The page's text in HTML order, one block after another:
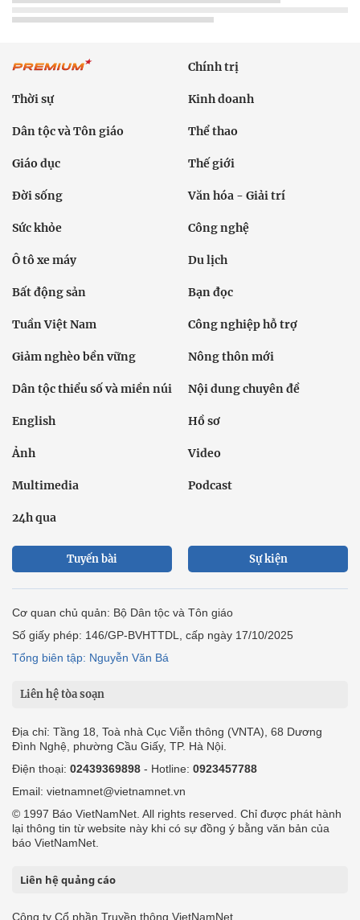
Chính trị
Thời sự Kinh doanh
Dân tộc và Tôn giáo Thể thao
Giáo dục Thế giới
Đời sống Văn hóa - Giải trí
Sức khỏe Công nghệ
Ô tô xe máy Du lịch
Bất động sản Bạn đọc
Tuần Việt Nam Công nghiệp hỗ trợ
Giảm nghèo bền vững Nông thôn mới
Dân tộc thiểu số và miền núi Nội dung chuyên đề
English Hồ sơ
Ảnh Video
Multimedia Podcast
24h qua
Tuyến bài Sự kiện
Cơ quan chủ quản: Bộ Dân tộc và Tôn giáo
Số giấy phép: 146/GP-BVHTTDL, cấp ngày 17/10/2025
Tổng biên tập: Nguyễn Văn Bá
Liên hệ tòa soạn
Địa chỉ: Tầng 18, Toà nhà Cục Viễn thông (VNTA), 68 Dương
Đình Nghệ, phường Cầu Giấy, TP. Hà Nội.
Điện thoại: 02439369898 - Hotline: 0923457788
Email: vietnamnet@vietnamnet.vn
© 1997 Báo VietNamNet. All rights reserved. Chỉ được phát hành
lại thông tin từ website này khi có sự đồng ý bằng văn bản của
báo VietNamNet.
Liên hệ quảng cáo
Công ty Cổ phần Truyền thông VietNamNet